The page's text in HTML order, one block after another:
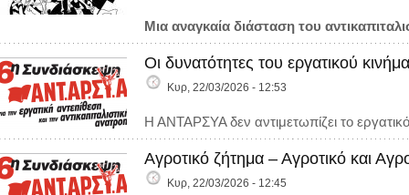
Μια αναγκαία διάσταση του
Οι δυνατότητες του εργατικού
Κυρ, 22/03/2026 - 12:53
Η ΑΝΤΑΡΣΥΑ δεν αντιμετωπίζει το
Αγροτικό ζήτημα – Αγροτικό και
Κυρ, 22/03/2026 - 12:45